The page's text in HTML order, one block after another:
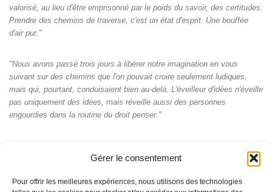
Gérer le consentement
Pour offrir les meilleures expériences, nous utilisons des technologies
valorisé, au lieu d'être emprisonné par le poids du savoir, des certitudes.
Prendre des chemins de traverse, c'est un état d'esprit. Une bouffée
d'air pur."
"Nous avons passé trois jours à libérer notre imagination en vous
suivant sur des chemins que l'on pouvait croire seulement ludiques,
mais qui, pourtant, conduisaient bien au-delà. L'éveilleur d'idées n'éveille
pas uniquement des idées, mais réveille aussi des personnes
engourdies dans la routine du droit penser."